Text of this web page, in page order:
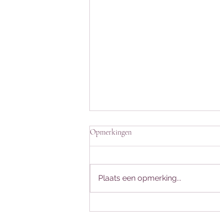
Opmerkingen
Plaats een opmerking...